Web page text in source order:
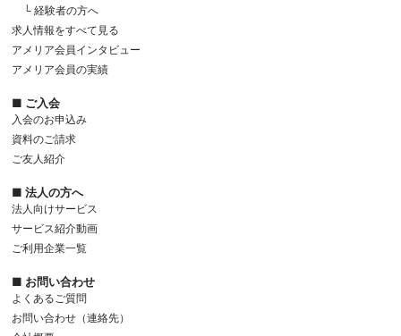
└ 経験者の方へ
求人情報をすべて見る
アメリア会員インタビュー
アメリア会員の実績
■ ご入会
入会のお申込み
資料のご請求
ご友人紹介
■ 法人の方へ
法人向けサービス
サービス紹介動画
ご利用企業一覧
■ お問い合わせ
よくあるご質問
お問い合わせ（連絡先）